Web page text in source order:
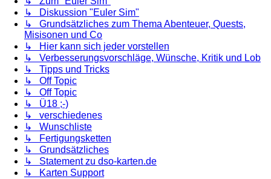
↳ Diskussion "Euler Sim"
↳ Grundsätzliches zum Thema Abenteuer, Quests,
Misisonen und Co
↳ Hier kann sich jeder vorstellen
↳ Verbesserungsvorschläge, Wünsche, Kritik und Lob
↳ Tipps und Tricks
↳ Off Topic
↳ Off Topic
↳ Ü18 ;-)
↳ verschiedenes
↳ Wunschliste
↳ Fertigungsketten
↳ Grundsätzliches
↳ Statement zu dso-karten.de
↳ Karten Support